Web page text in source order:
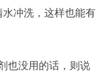
冲洗，这样也能有
没用的话，则说